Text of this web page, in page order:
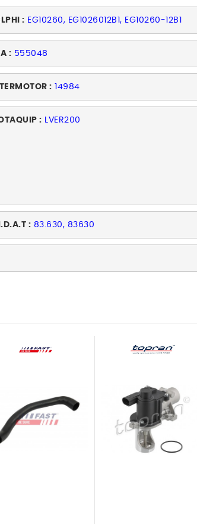
: EG10260, EG1026012B1, EG10260-12B1
: 555048
: 14984
: LVER200
: 83.630, 83630